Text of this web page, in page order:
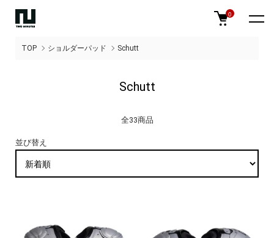
0
TOP ショルダーパッド Schutt
Schutt
全33商品
並び替え